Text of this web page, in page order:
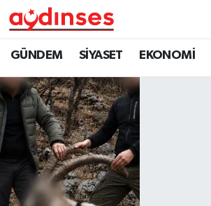
GÜNDEM SİYASET EKONOMİ
GÜNDEM
SİYASET
EKONOMİ
DÜNYA
SPOR
Nöbetçi Eczaneler
Hava Durumu
Aydin Namaz Vakitleri
Trafik Durumu
Süper Lig Puan Durumu ve